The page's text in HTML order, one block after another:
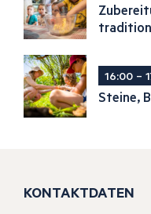
16:00 –
Steine,
KONTAKTDATEN